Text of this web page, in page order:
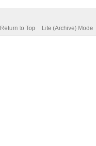
Return to Top Lite (Archive) Mode